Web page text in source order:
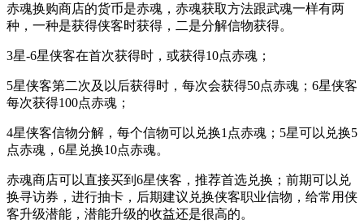
赤魂换购商店的货币是赤魂，赤魂获取方法跟武魂一样有两
种，一种是获得侠客时获得，二是分解信物获得。
3星-6星侠客在首次获得时，或获得10点赤魂；
5星侠客第二次及以后获得时，每次会获得50点赤魂；6星侠客
每次获得100点赤魂；
4星侠客信物分解，每个信物可以兑换1点赤魂；5星可以兑换5
点赤魂，6星兑换10点赤魂。
赤魂商店可以直接买到6星侠客，推荐首选兑换；前期可以兑
换寻访券，进行抽卡，后期建议兑换侠客职业信物，给常用侠
客升级潜能，潜能升级的收益还是很高的。